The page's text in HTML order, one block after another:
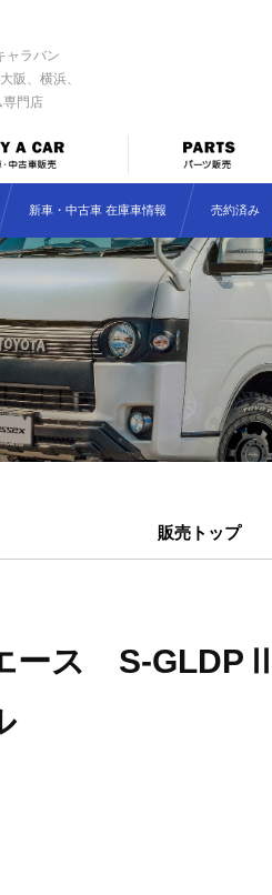
ャラバン
阪、横浜、
専門店
新車・中古車 在庫車情報 売約済み
販売トップ
ース S-